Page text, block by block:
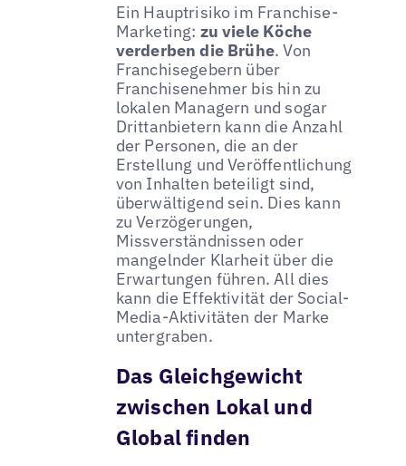
Ein Hauptrisiko im Franchise-
Marketing: zu viele Köche
verderben die Brühe. Von
Franchisegebern über
Franchisenehmer bis hin zu
lokalen Managern und sogar
Drittanbietern kann die Anzahl
der Personen, die an der
Erstellung und Veröffentlichung
von Inhalten beteiligt sind,
überwältigend sein. Dies kann
zu Verzögerungen,
Missverständnissen oder
mangelnder Klarheit über die
Erwartungen führen. All dies
kann die Effektivität der Social-
Media-Aktivitäten der Marke
untergraben.
Das Gleichgewicht
zwischen Lokal und
Global finden